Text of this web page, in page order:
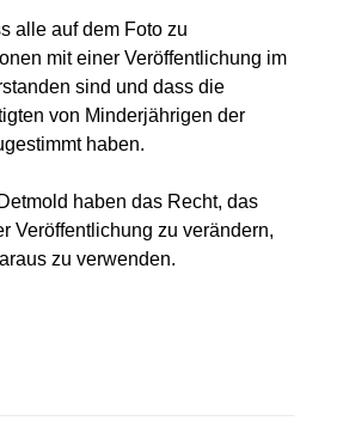
alle auf dem Foto zu
mit einer Veröffentlichung im
sind und dass die
von Minderjährigen der
haben.
haben das Recht, das
Veröffentlichung zu verändern,
zu verwenden.